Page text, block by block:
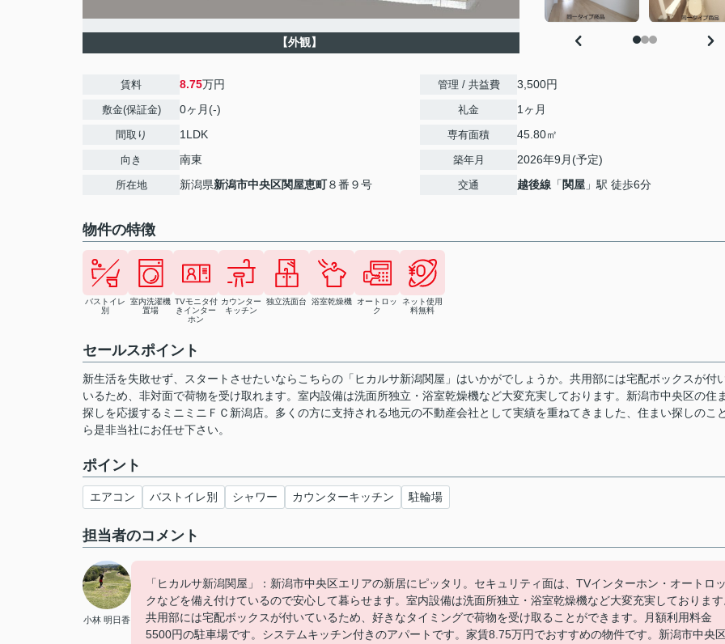
【外観】
賃料 8.75万円
敷金(保証金) 0ヶ月(-)
間取り 1LDK
向き 南東
所在地 新潟県新潟市中央区関屋恵町８番９号
管理 / 共益費 3,500円
礼金 1ヶ月
専有面積 45.80㎡
築年月 2026年9月(予定)
交通 越後線 「 関屋 」駅 徒歩6分
物件の特徴
バストイレ
別
室内洗濯機
置場
TVモニタ付
きインター
ホン
カウンター
キッチン
独立洗面台 浴室乾燥機
オートロッ
ク
ネット使用
料無料
セールスポイント
新生活を失敗せず、スタートさせたいならこちらの「ヒカルサ新潟関屋」はいかがでしょうか。共用部には宅配ボックスが付
いるため、非対面で荷物を受け取れます。室内設備は洗面所独立・浴室乾燥機など大変充実しております。新潟市中央区の住
探しを応援するミニミニＦＣ新潟店。多くの方に支持される地元の不動産会社として実績を重ねてきました、住まい探しのこ
ら是非当社にお任せ下さい。
ポイント
エアコン バストイレ別 シャワー カウンターキッチン 駐輪場
担当者のコメント
小林 明日香
「ヒカルサ新潟関屋」：新潟市中央区エリアの新居にピッタリ。セキュリティ面は、TVインターホン・オートロ
クなどを備え付けているので安心して暮らせます。室内設備は洗面所独立・浴室乾燥機など大変充実しておりま
共用部には宅配ボックスが付いているため、好きなタイミングで荷物を受け取ることができます。月額利用料金
5500円の駐車場です。システムキッチン付きのアパートです。家賃8.75万円でおすすめの物件です。新潟市中央